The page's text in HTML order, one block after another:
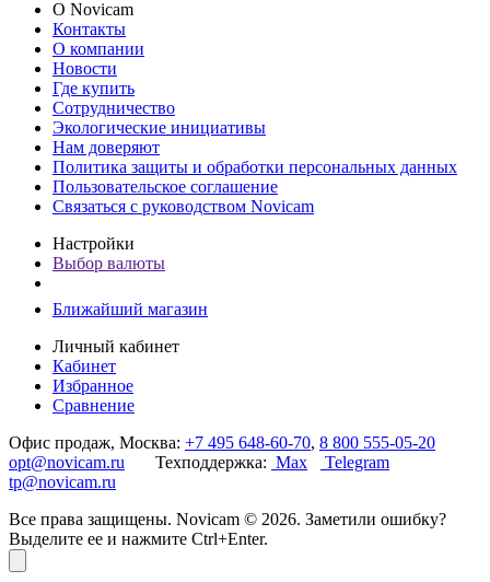
О Novicam
Контакты
О компании
Новости
Где купить
Сотрудничество
Экологические инициативы
Нам доверяют
Политика защиты и обработки персональных данных
Пользовательское соглашение
Связаться с руководством Novicam
Настройки
Выбор валюты
Ближайший магазин
Личный кабинет
Кабинет
Избранное
Сравнение
Офис продаж, Москва: +7 495 648-60-70, 8 800 555-05-20
opt@novicam.ru Техподдержка: Max
Telegram
tp@novicam.ru
Все права защищены. Novicam © 2026. Заметили ошибку?
Выделите ее и нажмите Ctrl+Enter.